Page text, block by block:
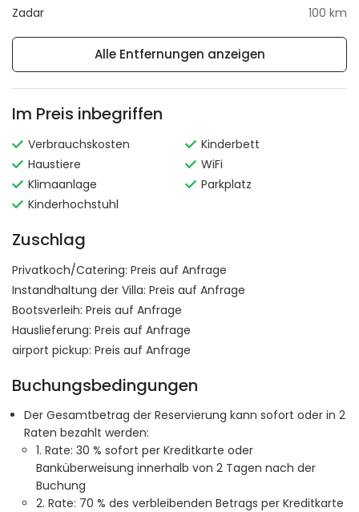
Zadar 100 km
Alle Entfernungen anzeigen
Im Preis inbegriffen
Verbrauchskosten
Haustiere
Klimaanlage
Kinderhochstuhl
Kinderbett
WiFi
Parkplatz
Zuschlag
Privatkoch/Catering: Preis auf Anfrage
Instandhaltung der Villa: Preis auf Anfrage
Bootsverleih: Preis auf Anfrage
Hauslieferung: Preis auf Anfrage
airport pickup: Preis auf Anfrage
Buchungsbedingungen
Der Gesamtbetrag der Reservierung kann sofort oder in 2
Raten bezahlt werden:
1. Rate: 30 % sofort per Kreditkarte oder
Banküberweisung innerhalb von 2 Tagen nach der
Buchung
2. Rate: 70 % des verbleibenden Betrags per Kreditkarte